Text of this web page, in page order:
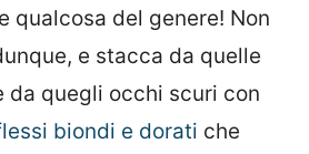
qualcosa del genere! Non
e stacca da quelle
da quegli occhi scuri con
biondi e dorati che